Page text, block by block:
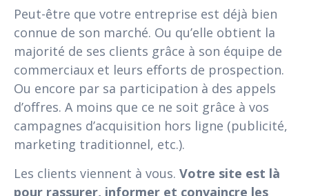
Peut-être que votre entreprise est déjà bien
connue de son marché. Ou qu’elle obtient la
majorité de ses clients grâce à son équipe de
commerciaux et leurs efforts de prospection.
Ou encore par sa participation à des appels
d’offres. A moins que ce ne soit grâce à vos
campagnes d’acquisition hors ligne (publicité,
marketing traditionnel, etc.).
Les clients viennent à vous. Votre site est là
pour rassurer, informer et convaincre les